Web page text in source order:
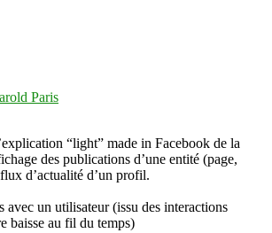
Paris
“light” made in Facebook de la
des publications d’une entité (page,
d’actualité d’un profil.
avec un utilisateur (issu des interactions
baisse au fil du temps)